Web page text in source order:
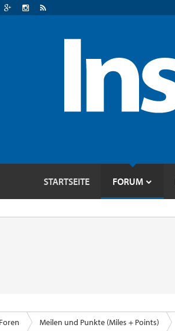
STARTSEITE FORUM
Foren Meilen und Punkte (Miles + Points)